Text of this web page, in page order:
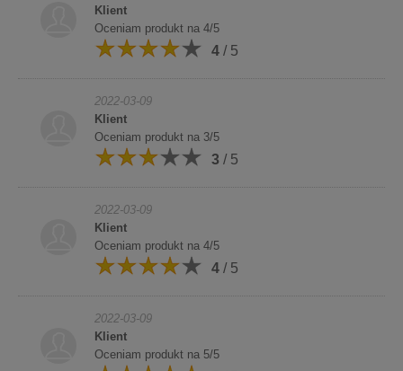
Klient
Oceniam produkt na 4/5
4 / 5
2022-03-09
Klient
Oceniam produkt na 3/5
3 / 5
2022-03-09
Klient
Oceniam produkt na 4/5
4 / 5
2022-03-09
Klient
Oceniam produkt na 5/5